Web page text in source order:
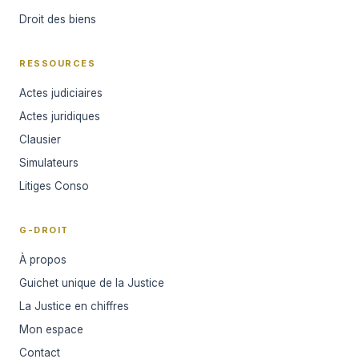
Opposition ou tierce opposition par
📌 Effets procéduraux
Création du lien d'instance (à
Droit des biens
RESSOURCES
Actes judiciaires
Actes juridiques
Clausier
Simulateurs
Litiges Conso
G-DROIT
À propos
Guichet unique de la Justice
La Justice en chiffres
Mon espace
Contact